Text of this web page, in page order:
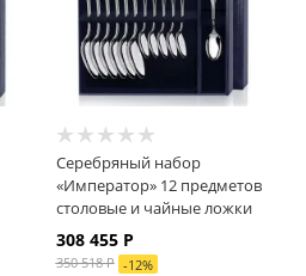
Серебряный набор
«Император» 12 предметов
столовые и чайные ложки
308 455Р
350 518Р -12%